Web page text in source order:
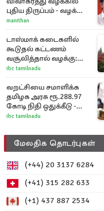
புதிய திருப்பம் - வழக்கை
வாபஸ் பெற்ற சங்கீதா!
manithan
டாஸ்மாக் கடைகளில்
கூடுதல் கட்டணம்
வசூலித்தால் வழக்கு:
சென்னை
உயர்நீதிமன்றம் உத்தரவு
ibc tamilnadu
வறட்சியை சமாளிக்க
தமிழக அரசு ரூ.288.97
கோடி நிதி ஒதுக்கீடு -
வெளியான அரசாணை
ibc tamilnadu
மேலதிக தொடர்புகள்
(+44) 20 3137 6284
(+41) 315 282 633
(+1) 437 887 2534